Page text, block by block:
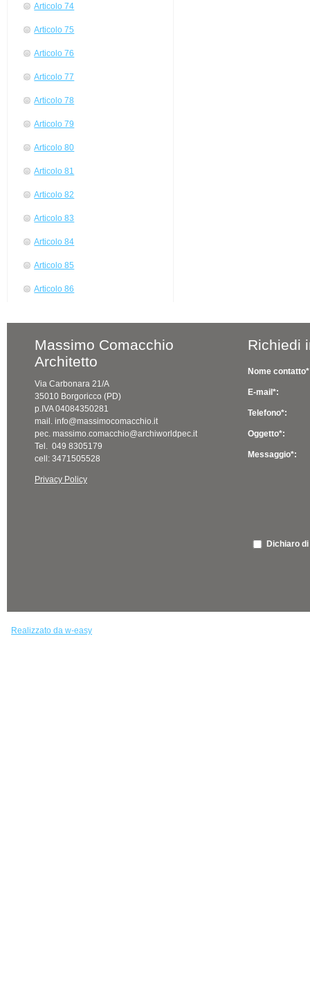
Articolo 74
Articolo 75
Articolo 76
Articolo 77
Articolo 78
Articolo 79
Articolo 80
Articolo 81
Articolo 82
Articolo 83
Articolo 84
Articolo 85
Articolo 86
Massimo Comacchio
Architetto
Via Carbonara 21/A
35010 Borgoricco (PD)
p.IVA 04084350281
mail. info@massimocomacchio.it
pec. massimo.comacchio@archiworldpec.it
Tel. 049 8305179
cell: 3471505528
Privacy Policy
Richiedi
Nome
E-mail*:
Telefono*:
Oggetto*:
Messaggio*:
Dichiaro
Realizzato da w-easy